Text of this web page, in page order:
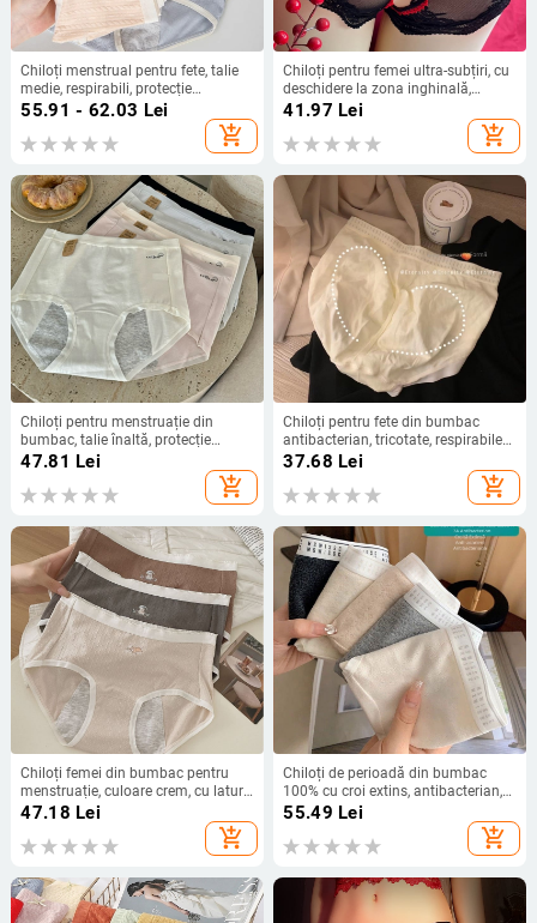
Chiloți menstrual pentru fete, talie
medie, respirabili, protecție
împotriva scurgerilor, antibacteriale,
căptușeală din bumbac între
55.91 - 62.03 Lei
add_shopping_cart
Chiloți pentru femei ultra-subțiri, cu
deschidere la zona inghinală,
dantelă franțuzească, sexy și
triunghiulară
41.97 Lei
add_shopping_cart
Chiloți pentru menstruație din
bumbac, talie înaltă, protecție
împotriva scurgerilor
47.81 Lei
add_shopping_cart
Chiloți pentru fete din bumbac
antibacterian, tricotate, respirabile
și confortabile
37.68 Lei
add_shopping_cart
Chiloți femei din bumbac pentru
menstruație, culoare crem, cu laturi
mai late, anti-scurgeri, croială
47.18 Lei
add_shopping_cart
Chiloți de perioadă din bumbac
100% cu croi extins, antibacterian,
stil simplu, confortabili și respirabili
55.49 Lei
add_shopping_cart